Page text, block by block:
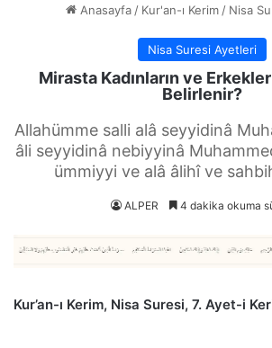
Anasayfa / Kur'an-ı Kerim / Nisa
Nisa Suresi Ayetleri
Mirasta Kadınların ve
Belirlenir?
Allahümme salli alâ seyyidinâ
âli seyyidinâ nebiyyinâ
ümmiyyi ve alâ âlihî ve
ALPER 4 dakika okuma
Kur’an-ı Kerim, Nisa Suresi, 7. Ayet-i